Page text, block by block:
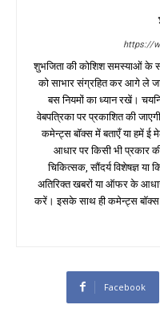
https://
शुभजिता की कोशिश समस्याओं के
को साभार संग्रहित कर आगे ले
बस नियमों का ध्यान रखें।
वेबपत्रिका पर प्रकाशित की
कमेन्ट्स बॉक्स में बताएँ या हमें
आधार पर किसी भी प्रकार
चिकित्सक, सौंदर्य विशेषज्ञ
अतिरिक्त खबरों या ऑफर के
करें। इसके साथ ही कमेन्ट्स बॉक्स में
Facebook